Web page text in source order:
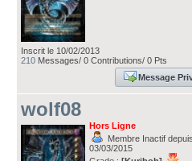
Inscrit le 10/02/2013
210 Messages/ 0 Contributions/ 0 Pts
Message
wolf08
Hors Ligne
Membre Inactif
03/03/2015